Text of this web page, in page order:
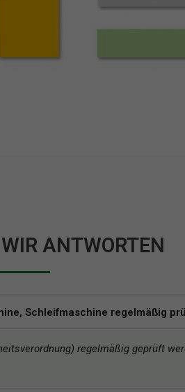
ANTWORTEN
Schleifmaschine regelmäßig
regelmäßig geprüft